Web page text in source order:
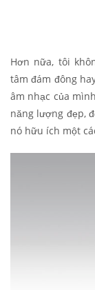
Hơn nữa, tôi
tâm đám đông
âm nhạc của
năng lượng đẹp,
nó hữu ích một